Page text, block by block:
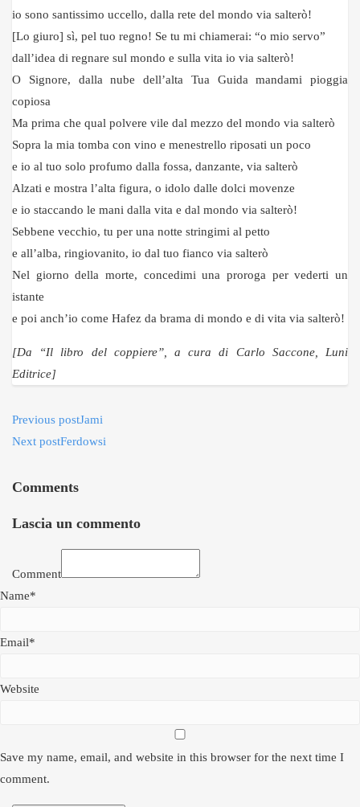
io sono santissimo uccello, dalla rete del mondo via salterò!
[Lo giuro] sì, pel tuo regno! Se tu mi chiamerai: “o mio servo”
dall’idea di regnare sul mondo e sulla vita io via salterò!
O Signore, dalla nube dell’alta Tua Guida mandami pioggia
copiosa
Ma prima che qual polvere vile dal mezzo del mondo via salterò
Sopra la mia tomba con vino e menestrello riposati un poco
e io al tuo solo profumo dalla fossa, danzante, via salterò
Alzati e mostra l’alta figura, o idolo dalle dolci movenze
e io staccando le mani dalla vita e dal mondo via salterò!
Sebbene vecchio, tu per una notte stringimi al petto
e all’alba, ringiovanito, io dal tuo fianco via salterò
Nel giorno della morte, concedimi una proroga per vederti un
istante
e poi anch’io come Hafez da brama di mondo e di vita via salterò!
[Da “Il libro del coppiere”, a cura di Carlo Saccone, Luni
Editrice]
Previous postJami
Next postFerdowsi
Comments
Lascia un commento
Comment
Name*
Email*
Website
Save my name, email, and website in this browser for the next time I
comment.